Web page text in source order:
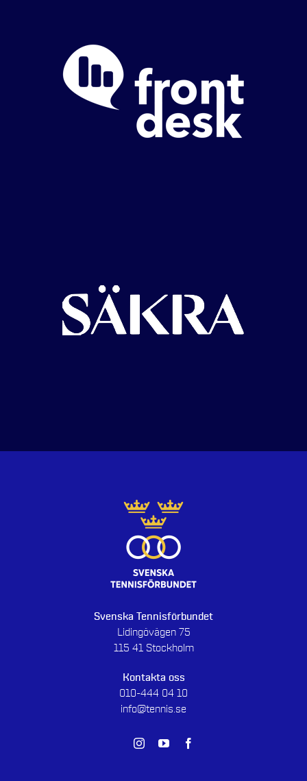
Svenska Tennisförbundet
Lidingövägen 75
115 41 Stockholm
Kontakta oss
010-444 04 10
info@tennis.se